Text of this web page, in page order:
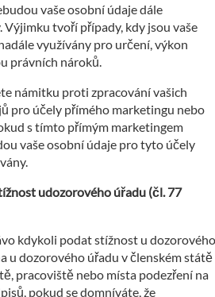
vaše osobní údaje dále
Výjimku tvoří případy, kdy jsou vaše
využívány pro určení, výkon
právních nároků.
námitku proti zpracování vašich
pro účely přímého marketingu nebo
s tímto přímým marketingem
vaše osobní údaje pro tyto účely
udozorového úřadu (čl. 77
kdykoli podat stížnost u dozorového
u dozorového úřadu v členském státě
pracoviště nebo místa podezření na
pokud se domníváte, že